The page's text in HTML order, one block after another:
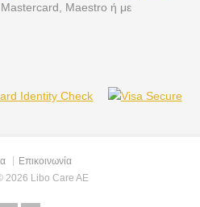
Maestro ή με
Επικοινωνία
2026 Libo Care AE